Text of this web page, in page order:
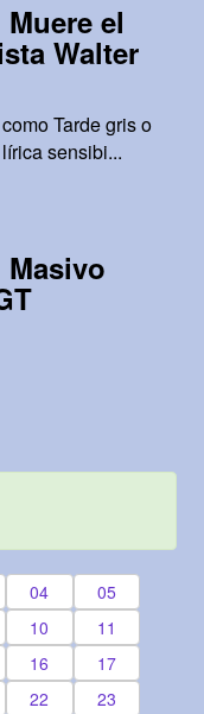
Muere el
Walter
Tarde gris o
sensibi...
Masivo
04
05
10
11
16
17
22
23